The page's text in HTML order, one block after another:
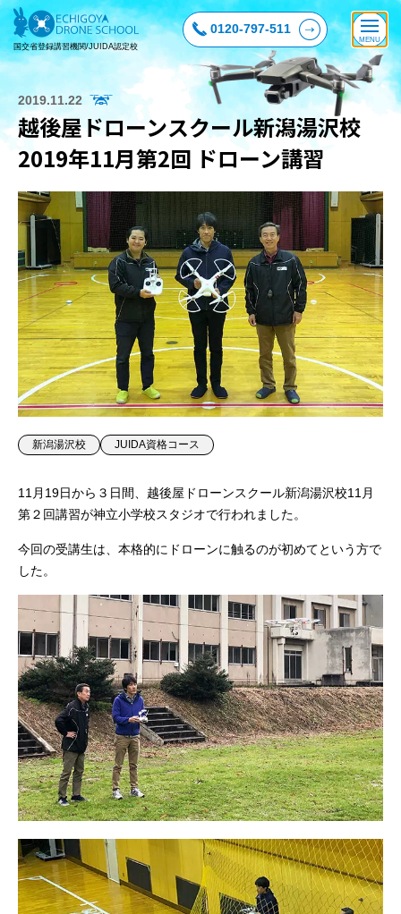
国交省登録講習機関/JUIDA認定校
0120-797-511
2019.11.22
越後屋ドローンスクール新潟湯沢校
2019年11月第2回 ドローン講習
新潟湯沢校 JUIDA資格コース
11月19日から３日間、越後屋ドローンスクール新潟湯沢校11月
第２回講習が神立小学校スタジオで行われました。
今回の受講生は、本格的にドローンに触るのが初めてという方で
した。